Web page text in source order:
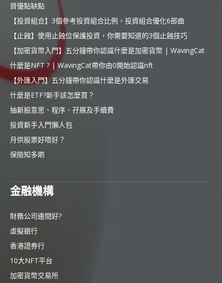
資優點缺點
【投資組合】3個參考投資組合比例，投資組合優化6部曲
【止蝕】使用止蝕位保護投資，你需要知道的3個止蝕技巧
【加密貨幣入門】五分鐘帶你認識什麼是加密貨幣 | WavingCat
什麼是NFT ? | WavingCat帶你由0開始認識nft
【外匯入門】五分鐘帶你認識什麼是外匯交易
什麼是ETF?新手該怎麼買？
抽新股意思、程序、孖展及手續費
投資新手入門懶人包
月供股票好唔好？
保險知多啲
金融機構
財務公司邊間好?
虛擬銀行
香港證券行
10大NFT平台
加密貨幣交易所